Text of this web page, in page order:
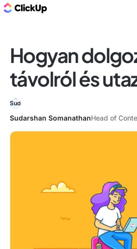
Hogyan
távolról és
Sudarshan SomanathanHead of